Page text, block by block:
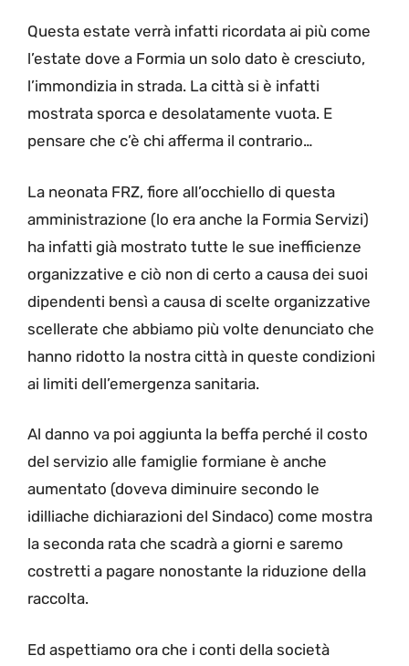
Questa estate verrà infatti ricordata ai più come
l’estate dove a Formia un solo dato è cresciuto,
l’immondizia in strada. La città si è infatti
mostrata sporca e desolatamente vuota. E
pensare che c’è chi afferma il contrario…
La neonata FRZ, fiore all’occhiello di questa
amministrazione (lo era anche la Formia Servizi)
ha infatti già mostrato tutte le sue inefficienze
organizzative e ciò non di certo a causa dei suoi
dipendenti bensì a causa di scelte organizzative
scellerate che abbiamo più volte denunciato che
hanno ridotto la nostra città in queste condizioni
ai limiti dell’emergenza sanitaria.
Al danno va poi aggiunta la beffa perché il costo
del servizio alle famiglie formiane è anche
aumentato (doveva diminuire secondo le
idilliache dichiarazioni del Sindaco) come mostra
la seconda rata che scadrà a giorni e saremo
costretti a pagare nonostante la riduzione della
raccolta.
Ed aspettiamo ora che i conti della società